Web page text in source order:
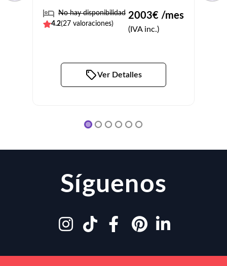
No hay disponibilidad
4.2(27 valoraciones)
2003€ /mes
(IVA inc.)
Ver Detalles
Síguenos